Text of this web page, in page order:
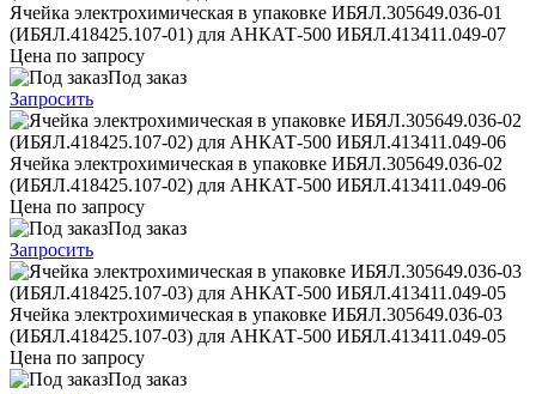
Ячейка электрохимическая в упаковке ИБЯЛ.305649.036-01
(ИБЯЛ.418425.107-01) для АНКАТ-500 ИБЯЛ.413411.049-07
Цена по запросу
Под заказ
Запросить
Ячейка электрохимическая в упаковке ИБЯЛ.305649.036-02
(ИБЯЛ.418425.107-02) для АНКАТ-500 ИБЯЛ.413411.049-06
Цена по запросу
Под заказ
Запросить
Ячейка электрохимическая в упаковке ИБЯЛ.305649.036-03
(ИБЯЛ.418425.107-03) для АНКАТ-500 ИБЯЛ.413411.049-05
Цена по запросу
Под заказ